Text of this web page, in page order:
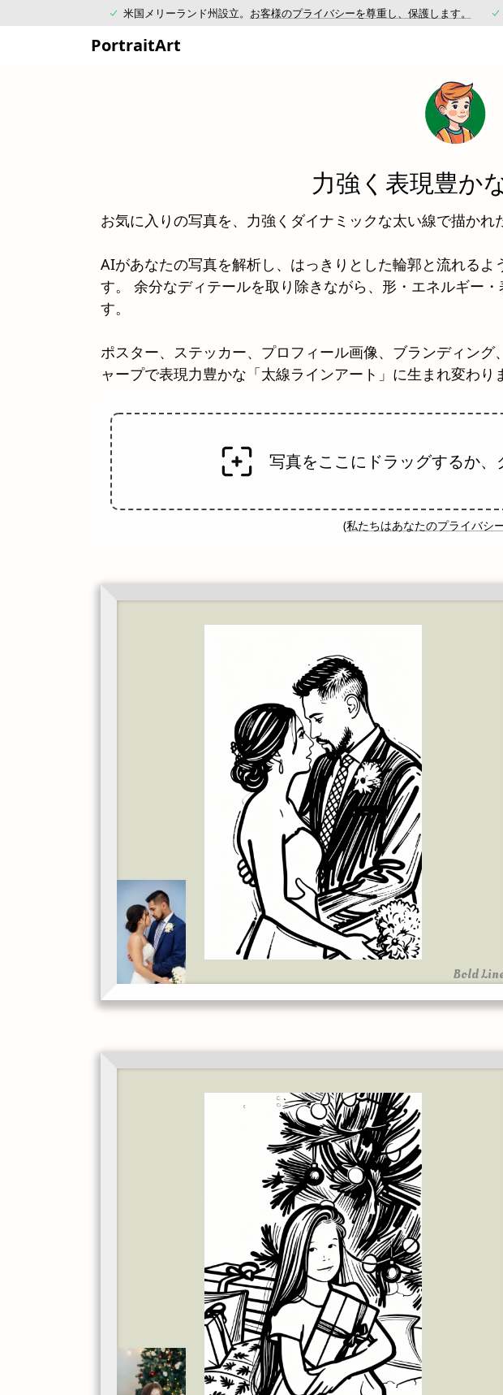
米国メリーランド州設立。 お客様のプライバシーを尊重し、保護します。
PortraitArt
力強く表現豊か
お気に入りの写真を、力強くダイナミックな太い線で描か
AIがあなたの写真を解析し、はっきりとした輪郭と流れる
す。 余分なディテールを取り除きながら、形・エネルギー
す。
ポスター、ステッカー、プロフィール画像、ブランディン
ャープで表現力豊かな「太線ラインアート」に生まれ変わり
写真をここにドラッグするか、
(私たちはあなたのプライバシ
Bold